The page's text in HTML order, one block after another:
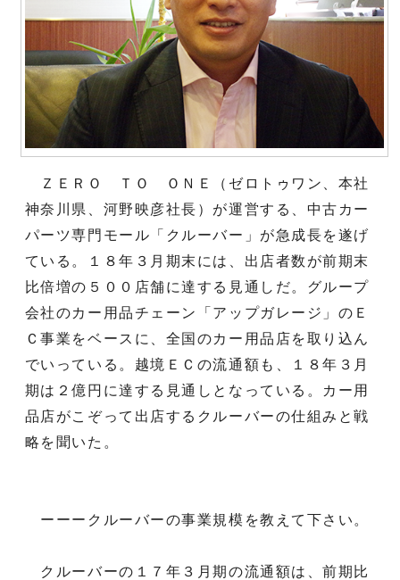
ＺＥＲＯ ＴＯ ＯＮＥ（ゼロトゥワン、本社
神奈川県、河野映彦社長）が運営する、中古カー
パーツ専門モール「クルーバー」が急成長を遂げ
ている。１８年３月期末には、出店者数が前期末
比倍増の５００店舗に達する見通しだ。グループ
会社のカー用品チェーン「アップガレージ」のＥ
Ｃ事業をベースに、全国のカー用品店を取り込ん
でいっている。越境ＥＣの流通額も、１８年３月
期は２億円に達する見通しとなっている。カー用
品店がこぞって出店するクルーバーの仕組みと戦
略を聞いた。
ーーークルーバーの事業規模を教えて下さい。
クルーバーの１７年３月期の流通額は、前期比